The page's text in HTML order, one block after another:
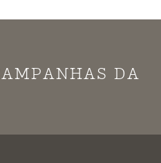
DA